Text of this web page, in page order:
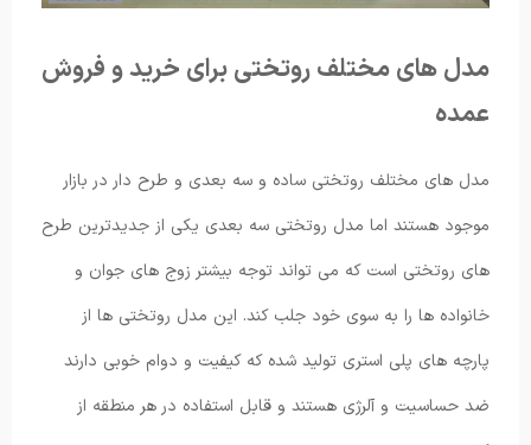
مدل های مختلف روتختی برای خرید و فروش
عمده
مدل های مختلف روتختی ساده و سه بعدی و طرح دار در بازار
موجود هستند اما مدل روتختی سه بعدی یکی از جدیدترین طرح
های روتختی است که می تواند توجه بیشتر زوج های جوان و
خانواده ها را به سوی خود جلب کند. این مدل روتختی ها از
پارچه های پلی استری تولید شده که کیفیت و دوام خوبی دارند
ضد حساسیت و آلرژی هستند و قابل استفاده در هر منطقه از